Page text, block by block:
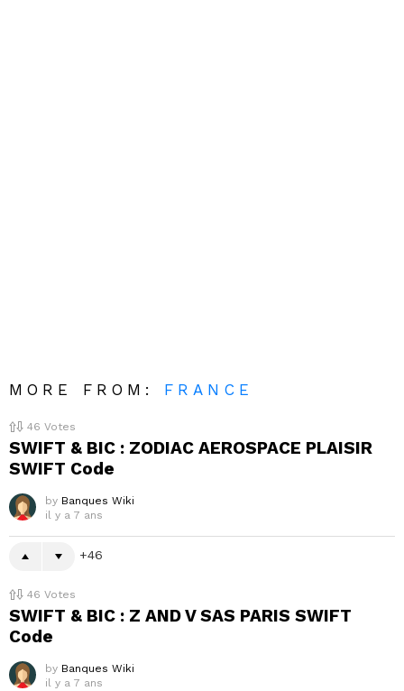
MORE FROM: FRANCE
46 Votes
SWIFT & BIC : ZODIAC AEROSPACE PLAISIR
SWIFT Code
by Banques Wiki
il y a 7 ans
46
46 Votes
SWIFT & BIC : Z AND V SAS PARIS SWIFT
Code
by Banques Wiki
il y a 7 ans